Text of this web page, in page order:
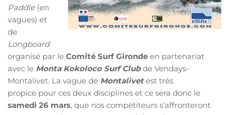
Paddle(en
vagues) et
de
Longboard
organisé par le Comité Surf Gironde en partenariat
avec le Monta Kokoloco Surf Clubde Vendays-
Montalivet. La vague de Montalivetest très
propice pour ces deux disciplines et ce sera donc le
samedi 26 mars, que nos compétiteurs s’affronteront